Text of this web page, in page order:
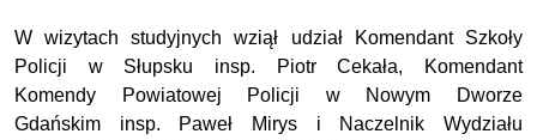
W wizytach studyjnych wziął udział Komendant Szkoły
Policji w Słupsku insp. Piotr Cekała, Komendant
Komendy Powiatowej Policji w Nowym Dworze
Gdańskim insp. Paweł Mirys i Naczelnik Wydziału